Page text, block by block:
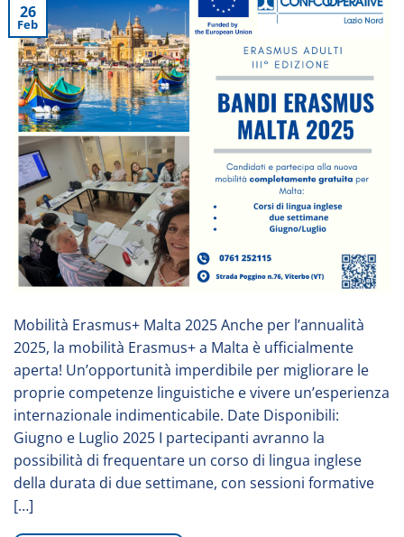
26
Feb
Mobilità Erasmus+ Malta 2025 Anche per l’annualità
2025, la mobilità Erasmus+ a Malta è ufficialmente
aperta! Un’opportunità imperdibile per migliorare le
proprie competenze linguistiche e vivere un’esperienza
internazionale indimenticabile. Date Disponibili:
Giugno e Luglio 2025 I partecipanti avranno la
possibilità di frequentare un corso di lingua inglese
della durata di due settimane, con sessioni formative
[…]